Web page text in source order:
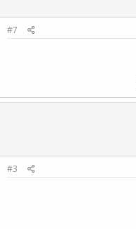
#7
#3